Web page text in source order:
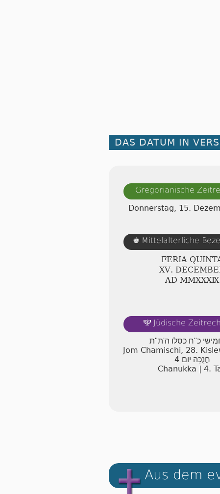
DAS DATUM IN
Gregorianische
Donnerstag, 15.
♚ Mittelalterliche
FERIA
ⅩⅤ.
AD ⅯⅯⅩⅩⅩⅨ
🕎 Jüdische
כ"ח כסלו ה'ת"ת
Jom Chamischi, 28.
4 חֲנֻכָּה יום
Chanukka | 4.
Aus dem